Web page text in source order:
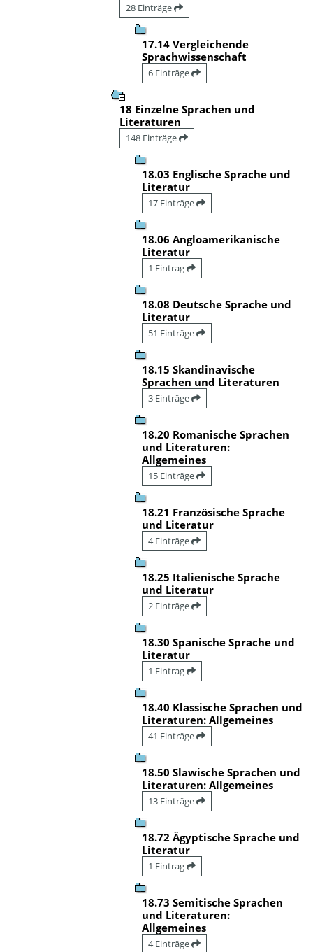
28 Einträge
17.14 Vergleichende
Sprachwissenschaft
6 Einträge
18 Einzelne Sprachen und
Literaturen
148 Einträge
18.03 Englische Sprache und
Literatur
17 Einträge
18.06 Angloamerikanische
Literatur
1 Eintrag
18.08 Deutsche Sprache und
Literatur
51 Einträge
18.15 Skandinavische
Sprachen und Literaturen
3 Einträge
18.20 Romanische Sprachen
und Literaturen:
Allgemeines
15 Einträge
18.21 Französische Sprache
und Literatur
4 Einträge
18.25 Italienische Sprache
und Literatur
2 Einträge
18.30 Spanische Sprache und
Literatur
1 Eintrag
18.40 Klassische Sprachen und
Literaturen: Allgemeines
41 Einträge
18.50 Slawische Sprachen und
Literaturen: Allgemeines
13 Einträge
18.72 Ägyptische Sprache und
Literatur
1 Eintrag
18.73 Semitische Sprachen
und Literaturen:
Allgemeines
4 Einträge